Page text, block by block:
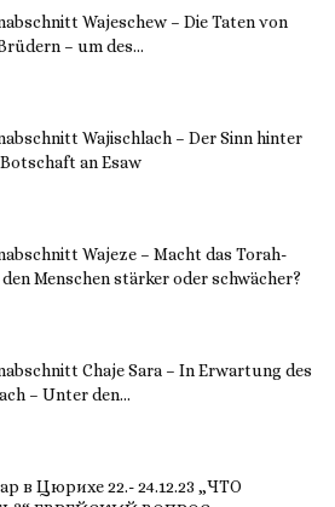
Wajeschew – Die Taten von
– um des...
Wajischlach – Der Sinn hinter
an Esaw
Wajeze – Macht das Torah-
Menschen stärker oder schwächer?
Chaje Sara – In Erwartung des
– Unter den...
в Цюрихе 22.- 24.12.23 „ЧТО